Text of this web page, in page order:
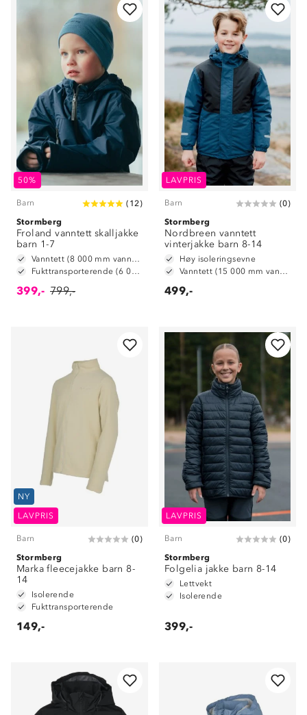
50%
Barn ( 12)
Stormberg
Froland vanntett skalljakke
barn 1-7
Vanntett (8 000 mm vannsøyle)
Fukttransporterende (6 000 g/m2/24t)
399,- 799,-
LAVPRIS
Barn (0)
Stormberg
Nordbreen vanntett
vinterjakke barn 8-14
Høy isoleringsevne
Vanntett (15 000 mm vannsøyle)
499,-
NY
LAVPRIS
Barn (0)
Stormberg
Marka fleecejakke barn 8-
14
Isolerende
Fukttransporterende
149,-
LAVPRIS
Barn (0)
Stormberg
Folgelia jakke barn 8-14
Lettvekt
Isolerende
399,-